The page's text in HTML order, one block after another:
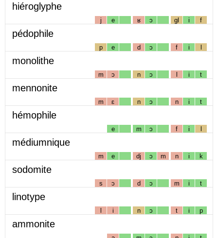
hiéroglyphe
j e ʁ ɔ gl i f
pédophile
p e d ɔ f i l
monolithe
m ɔ n ɔ l i t
mennonite
m ɛ n ɔ n i t
hémophile
e m ɔ f i l
médiumnique
m e dj ɔ m n i k
sodomite
s ɔ d ɔ m i t
linotype
l i n ɔ t i p
ammonite